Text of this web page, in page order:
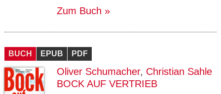
Zum Buch
BUCH EPUB PDF
Oliver Schumacher, Christian Sahle
BOCK AUF VERTRIEB